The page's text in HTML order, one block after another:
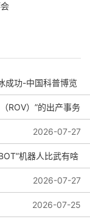
成功-中国科普博览
2026-08-04
ROV）”的出产事务
2026-08-01
2026-07-27
机器人比武有啥
2026-07-27
2026-07-27
2026-07-25